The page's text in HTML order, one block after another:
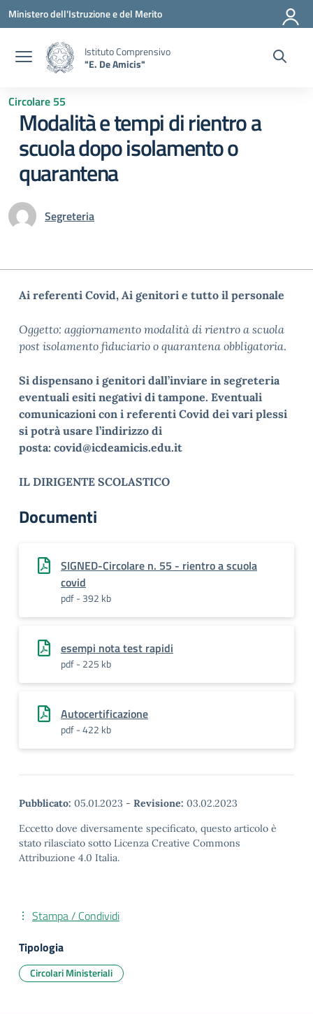
Vai ai contenuti
Vai al menu di navigazione
Vai al footer
Ministero dell'Istruzione e del Merito
Istituto Comprensivo
"E. De Amicis"
Circolare 55
Modalità e tempi di rientro a
scuola dopo isolamento o
quarantena
Segreteria
Ai referenti Covid, Ai genitori e tutto il personale
Oggetto: aggiornamento modalità di rientro a scuola
post isolamento fiduciario o quarantena obbligatoria.
Si dispensano i genitori dall’inviare in segreteria
eventuali esiti negativi di tampone. Eventuali
comunicazioni con i referenti Covid dei vari plessi
si potrà usare l’indirizzo di
posta: covid@icdeamicis.edu.it
IL DIRIGENTE SCOLASTICO
Documenti
SIGNED-Circolare n. 55 - rientro a scuola
covid
pdf - 392 kb
esempi nota test rapidi
pdf - 225 kb
Autocertificazione
pdf - 422 kb
Pubblicato: 05.01.2023 - Revisione: 03.02.2023
Eccetto dove diversamente specificato, questo articolo è
stato rilasciato sotto Licenza Creative Commons
Attribuzione 4.0 Italia.
Stampa / Condividi
Tipologia
Circolari Ministeriali